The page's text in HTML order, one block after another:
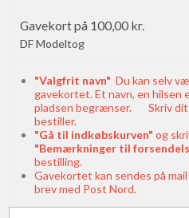
Gavekort på 100,00 kr.
DF Modeltog
"Valgfrit navn" Du kan selv
gavekortet. Et navn, en hilsen
pladsen begrænser. Skriv dit
bestiller.
"Gå til indkøbskurven" og
"Bemærkninger til
bestilling.
Gavekortet kan sendes på
brev med Post Nord.